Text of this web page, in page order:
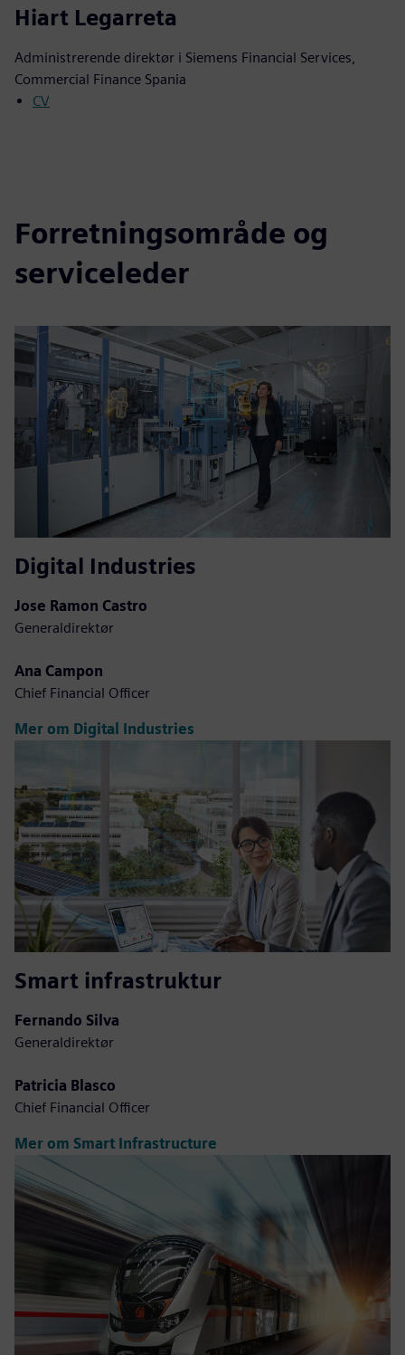
Hiart Legarreta
Administrerende direktør i Siemens Financial Services,
Commercial Finance Spania
CV
Forretningsområde og
serviceleder
Digital Industries
Jose Ramon Castro
Generaldirektør
Ana Campon
Chief Financial Officer
Mer om Digital Industries
Smart infrastruktur
Fernando Silva
Generaldirektør
Patricia Blasco
Chief Financial Officer
Mer om Smart Infrastructure